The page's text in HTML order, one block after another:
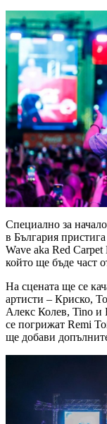
Специално за
в България
Wave aka Red
който ще бъде част
На сцената ще се
артисти – Криско,
Алекс Колев, Tino и
се погрижат Remi
ще добави